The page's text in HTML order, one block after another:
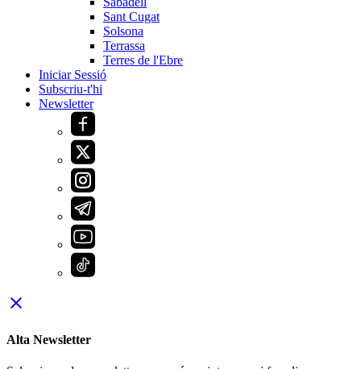
Sant Cugat
Solsona
Terrassa
Terres de l'Ebre
Iniciar Sessió
Subscriu-t'hi
Newsletter
close
Alta Newsletter